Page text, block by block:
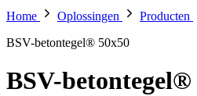
Home Oplossingen Producten
BSV-betontegel® 50x50
BSV-betontegel®